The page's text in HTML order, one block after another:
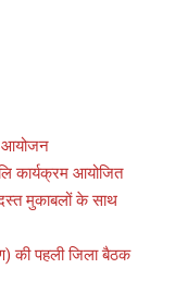
आयोजन
कार्यक्रम आयोजित
मुकाबलों के साथ
की पहली जिला बैठक